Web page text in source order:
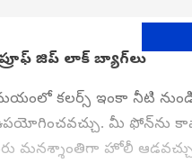
జిప్ లాక్ బ్యాగ్‌లు
కలర్స్ ఇంకా నీటి నుండి
మీ ఫోన్‌ను
మనశ్శాంతిగా హోలీ